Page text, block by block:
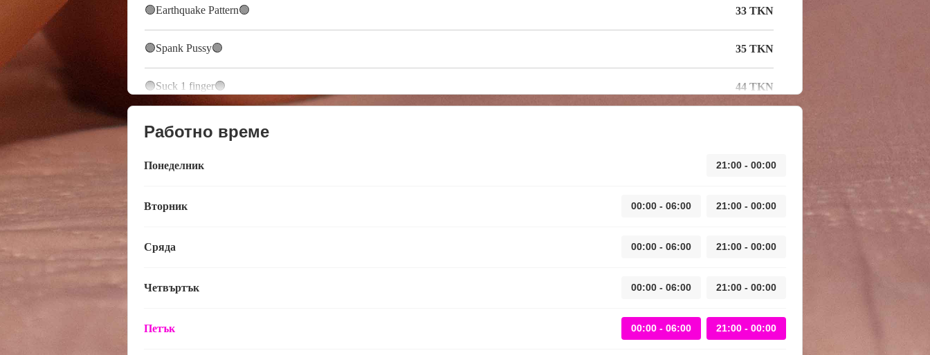
🟢Earthquake Pattern🟢 33 TKN
🟣Spank Pussy🟣 35 TKN
🟣Suck 1 finger🟣 44 TKN
Работно време
Понеделник 21:00 - 00:00
Вторник 00:00 - 06:00 21:00 - 00:00
Сряда 00:00 - 06:00 21:00 - 00:00
Четвъртък 00:00 - 06:00 21:00 - 00:00
Петък 00:00 - 06:00 21:00 - 00:00